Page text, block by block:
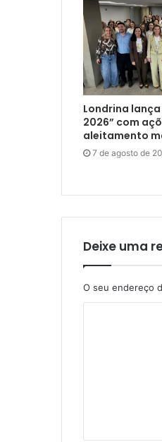
Londrina
2026” com
aleitamento
7 de agosto de
Deixe uma
O seu endereço